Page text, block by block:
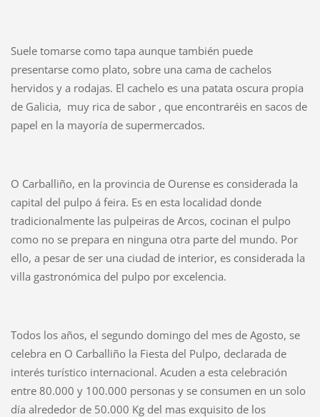
Suele tomarse como tapa aunque también puede
presentarse como plato, sobre una cama de cachelos
hervidos y a rodajas. El cachelo es una patata oscura propia
de Galicia, muy rica de sabor , que encontraréis en sacos de
papel en la mayoría de supermercados.
O Carballiño, en la provincia de Ourense es considerada la
capital del pulpo á feira. Es en esta localidad donde
tradicionalmente las pulpeiras de Arcos, cocinan el pulpo
como no se prepara en ninguna otra parte del mundo. Por
ello, a pesar de ser una ciudad de interior, es considerada la
villa gastronómica del pulpo por excelencia.
Todos los años, el segundo domingo del mes de Agosto, se
celebra en O Carballiño la Fiesta del Pulpo, declarada de
interés turístico internacional. Acuden a esta celebración
entre 80.000 y 100.000 personas y se consumen en un solo
día alrededor de 50.000 Kg del mas exquisito de los